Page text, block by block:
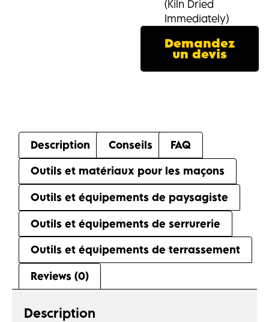
(Kiln Dried
Immediately)
Demandez
un devis
Description Conseils
FAQ
Outils et matériaux pour les maçons
Outils et équipements de paysagiste
Outils et équipements de serrurerie
Outils et équipements de terrassement
Reviews (0)
Description